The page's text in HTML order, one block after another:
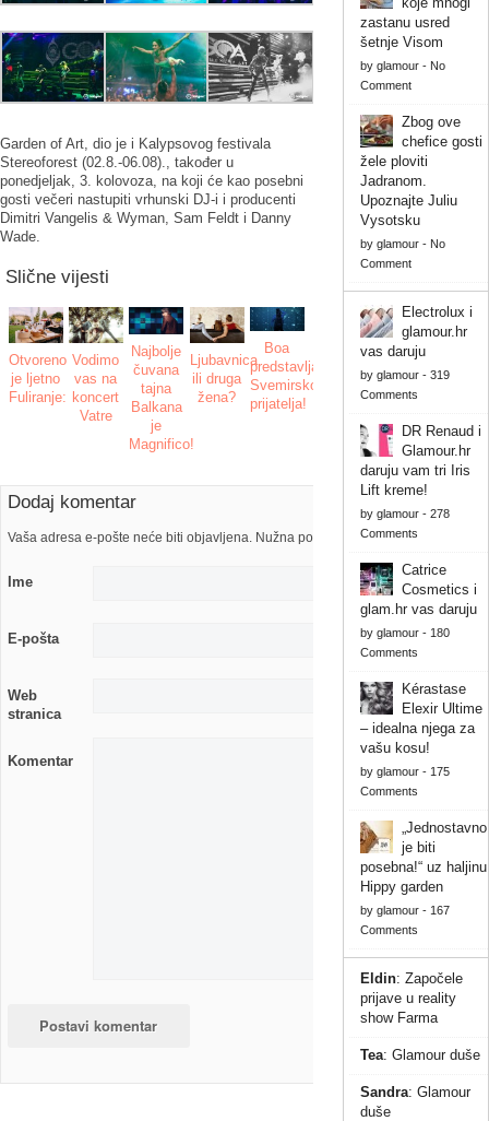
Garden of Art, dio je i Kalypsovog festivala
Stereoforest (02.8.-06.08)., također u
ponedjeljak, 3. kolovoza, na koji će kao posebni
gosti večeri nastupiti vrhunski DJ-i i producenti
Dimitri Vangelis & Wyman, Sam Feldt i Danny
Wade.
Slične vijesti
Otvoreno
je ljetno
Fuliranje:
Vodimo
vas na
koncert
Vatre
Najbolje
čuvana
tajna
Balkana
je
Magnifico!
Ljubavnica
ili druga
žena?
Boa
predstavlja
Svemirskog
prijatelja!
Dodaj komentar
Vaša adresa e-pošte neće biti objavljena. Nužna polja su označena s
Ime
E-pošta
Web
stranica
Komentar
zastanu usred
šetnje Visom
by glamour- No
Comment
Zbog ove
chefice gosti
žele ploviti
Jadranom.
Upoznajte Juliu
Vysotsku
by glamour- No
Comment
Electrolux i
glamour.hr
vas daruju
by glamour- 319
Comments
DR Renaud i
Glamour.hr
daruju vam tri Iris
Lift kreme!
by glamour- 278
Comments
Catrice
Cosmetics i
glam.hr vas daruju
by glamour- 180
Comments
Kérastase
Elexir Ultime
– idealna njega za
vašu kosu!
by glamour- 175
Comments
„Jednostavno
je biti
posebna!“ uz haljinu
Hippy garden
by glamour- 167
Comments
Eldin: Započele
prijave u reality
show Farma
Tea: Glamour duše
Sandra: Glamour
duše